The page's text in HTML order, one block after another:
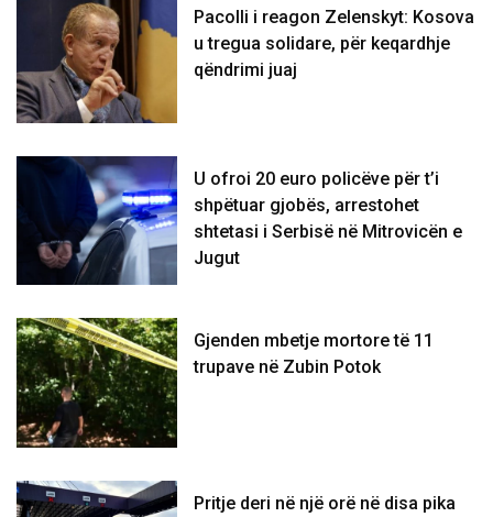
Pacolli i reagon Zelenskyt: Kosova
u tregua solidare, për keqardhje
qëndrimi juaj
U ofroi 20 euro policëve për t’i
shpëtuar gjobës, arrestohet
shtetasi i Serbisë në Mitrovicën e
Jugut
Gjenden mbetje mortore të 11
trupave në Zubin Potok
Pritje deri në një orë në disa pika